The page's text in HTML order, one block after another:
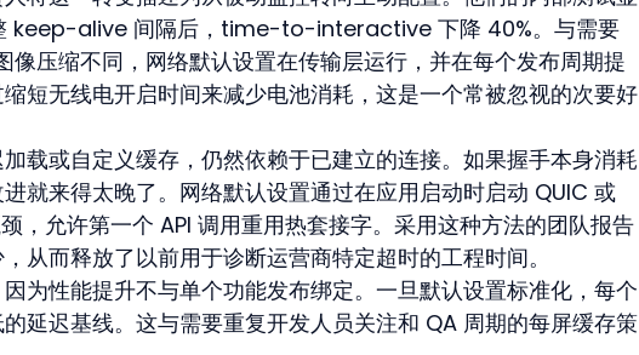
keep-alive 间隔后，time-to-interactive 下降 40%。与需要
像压缩不同，网络默认设置在传输层运行，并在每个发布周期提
短无线电开启时间来减少电池消耗，这是一个常被忽视的次要好
载或自定义缓存，仍然依赖于已建立的连接。如果握手本身消耗
就来得太晚了。网络默认设置通过在应用启动时启动 QUIC 或
，允许第一个 API 调用重用热套接字。采用这种方法的团队报告
从而释放了以前用于诊断运营商特定超时的工程时间。
为性能提升不与单个功能发布绑定。一旦默认设置标准化，每个
延迟基线。这与需要重复开发人员关注和 QA 周期的每屏缓存策